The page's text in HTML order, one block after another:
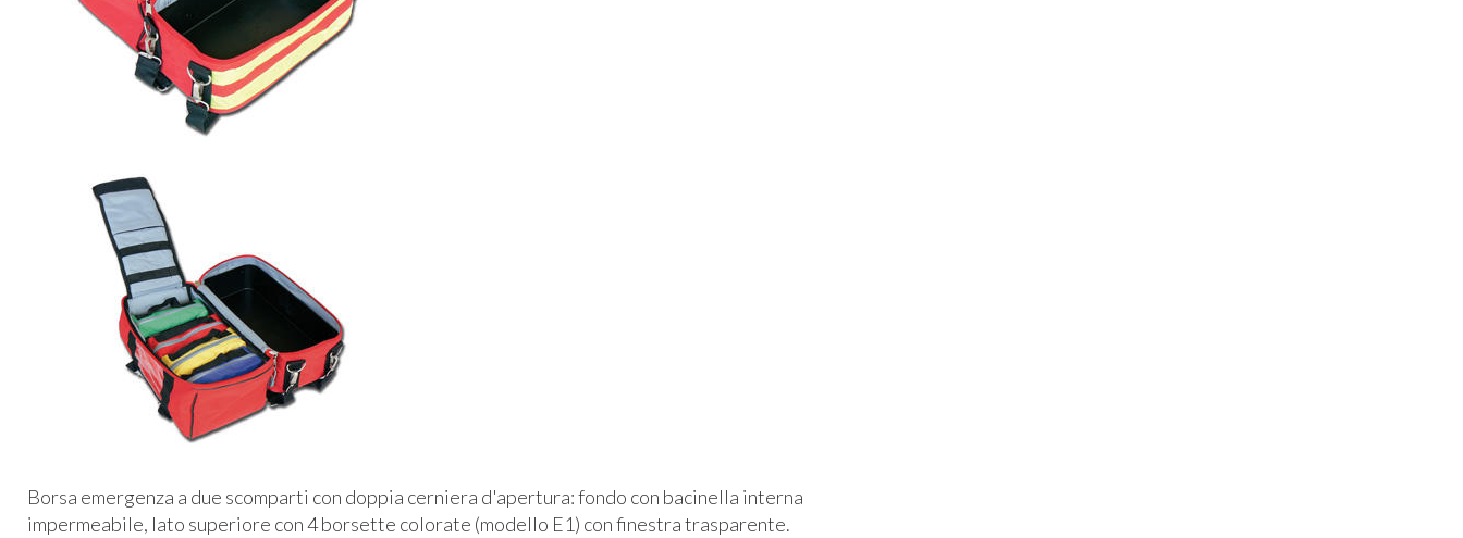
Borsa emergenza a due scomparti con doppia cerniera d'apertura: fondo con bacinella interna
impermeabile, lato superiore con 4 borsette colorate (modello E1) con finestra trasparente.